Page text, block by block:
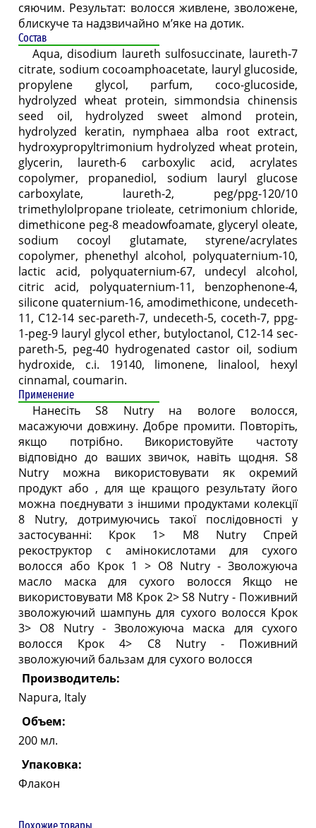
сяючим. Результат: волосся живлене, зволожене,
блискуче та надзвичайно м’яке на дотик.
Состав
Aqua, disodium laureth sulfosuccinate, laureth-7
citrate, sodium cocoamphoacetate, lauryl glucoside,
propylene glycol, parfum, coco-glucoside,
hydrolyzed wheat protein, simmondsia chinensis
seed oil, hydrolyzed sweet almond protein,
hydrolyzed keratin, nymphaea alba root extract,
hydroxypropyltrimonium hydrolyzed wheat protein,
glycerin, laureth-6 carboxylic acid, acrylates
copolymer, propanediol, sodium lauryl glucose
carboxylate, laureth-2, peg/ppg-120/10
trimethylolpropane trioleate, cetrimonium chloride,
dimethicone peg-8 meadowfoamate, glyceryl oleate,
sodium cocoyl glutamate, styrene/acrylates
copolymer, phenethyl alcohol, polyquaternium-10,
lactic acid, polyquaternium-67, undecyl alcohol,
citric acid, polyquaternium-11, benzophenone-4,
silicone quaternium-16, amodimethicone, undeceth-
11, C12-14 sec-pareth-7, undeceth-5, coceth-7, ppg-
1-peg-9 lauryl glycol ether, butyloctanol, C12-14 sec-
pareth-5, peg-40 hydrogenated castor oil, sodium
hydroxide, c.i. 19140, limonene, linalool, hexyl
cinnamal, coumarin.
Применение
Нанесіть S8 Nutry на вологе волосся,
масажуючи довжину. Добре промити. Повторіть,
якщо потрібно. Використовуйте частоту
відповідно до ваших звичок, навіть щодня. S8
Nutry можна використовувати як окремий
продукт або , для ще кращого результату його
можна поєднувати з іншими продуктами колекції
8 Nutry, дотримуючись такої послідовності у
застосуванні: Крок 1> M8 Nutry Спрей
рекоструктор с амінокислотами для сухого
волосся або Крок 1 > O8 Nutry - Зволожуюча
масло маска для сухого волосся Якщо не
використовувати М8 Крок 2> S8 Nutry - Поживний
зволожуючий шампунь для сухого волосся Крок
3> O8 Nutry - Зволожуюча маска для сухого
волосся Крок 4> C8 Nutry - Поживний
зволожуючий бальзам для сухого волосся
Производитель:
Napura, Italy
Объем:
200 мл.
Упаковка:
Флакон